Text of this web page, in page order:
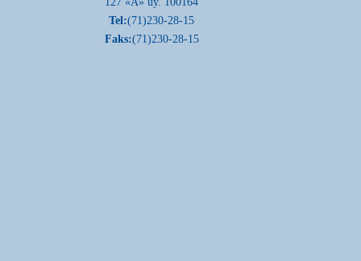
Tel:(71)230-28-15
Faks:(71)230-28-15